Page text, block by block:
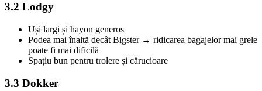
3.2 Lodgy
Uși largi și hayon generos
Podea mai înaltă decât Bigster → ridicarea bagajelor mai grele
poate fi mai dificilă
Spațiu bun pentru trolere și cărucioare
3.3 Dokker